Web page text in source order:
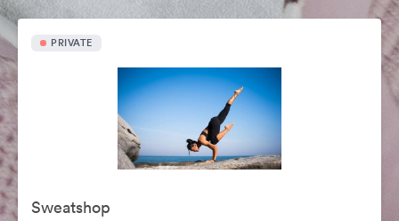
PRIVATE
Sweatshop